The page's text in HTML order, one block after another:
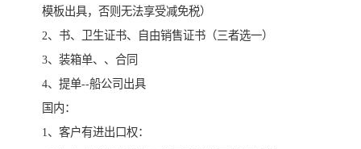
模板出具，否则无法享受减免税）
2、书、卫生证书、自由销售证书（三者选一）
3、装箱单、、合同
4、提单--船公司出具
国内：
1、客户有进出口权：